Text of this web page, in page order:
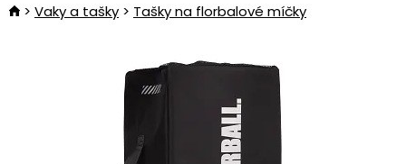
Vaky a tašky Tašky na florbalové míčky